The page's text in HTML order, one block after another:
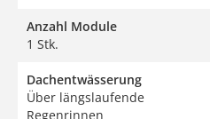
Anzahl Module
1 Stk.
Dachentwässerung
Über längslaufende
Regenrinnen